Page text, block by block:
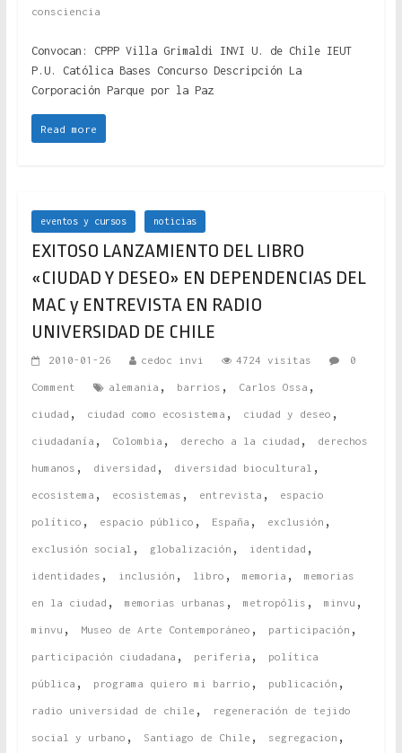
consciencia
Convocan: CPPP Villa Grimaldi INVI U. de Chile IEUT
P.U. Católica Bases Concurso Descripción La
Corporación Parque por la Paz
Read more
eventos y cursos noticias
EXITOSO LANZAMIENTO DEL LIBRO
«CIUDAD Y DESEO» EN DEPENDENCIAS DEL
MAC y ENTREVISTA EN RADIO
UNIVERSIDAD DE CHILE
2010-01-26 cedoc invi 4724 visitas 0
Comment alemania , barrios , Carlos Ossa ,
ciudad , ciudad como ecosistema , ciudad y deseo ,
ciudadanía , Colombia , derecho a la ciudad , derechos
humanos , diversidad , diversidad biocultural ,
ecosistema , ecosistemas , entrevista , espacio
político , espacio público , España , exclusión ,
exclusión social , globalización , identidad ,
identidades , inclusión , libro , memoria , memorias
en la ciudad , memorias urbanas , metropólis , minvu ,
minvu , Museo de Arte Contemporáneo , participación ,
participación ciudadana , periferia , política
pública , programa quiero mi barrio , publicación ,
radio universidad de chile , regeneración de tejido
social y urbano , Santiago de Chile , segregacion ,